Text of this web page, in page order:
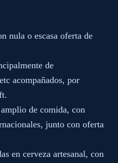
nula o escasa oferta de
de
acompañados, por
de comida, con
junto con oferta
en cerveza artesanal, con